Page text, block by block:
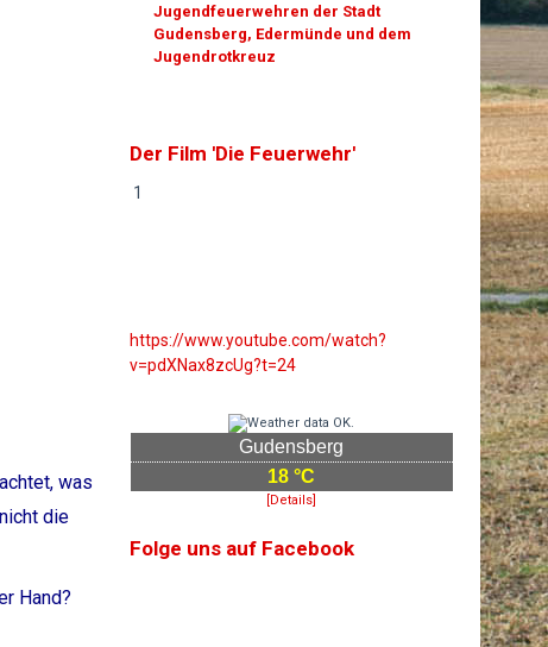
was
die
Hand?
Jugendfeuerwehren der Stadt
Gudensberg, Edermünde und dem
Jugendrotkreuz
Der Film 'Die Feuerwehr'
1
https://www.youtube.com/watch?
v=pdXNax8zcUg?t=24
Gudensberg
18 °C
[Details]
Folge uns auf Facebook